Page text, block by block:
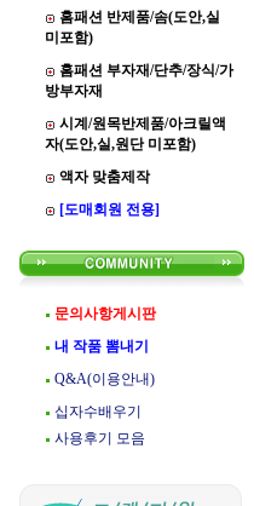
홈패션 반제품/솜(도안,실
미포함)
홈패션 부자재/단추/장식/가
방부자재
시계/원목반제품/아크릴액
자(도안,실,원단 미포함)
액자 맞춤제작
[도매회원 전용]
문의사항게시판
내 작품 뽐내기
Q&A(이용안내)
십자수배우기
사용후기 모음